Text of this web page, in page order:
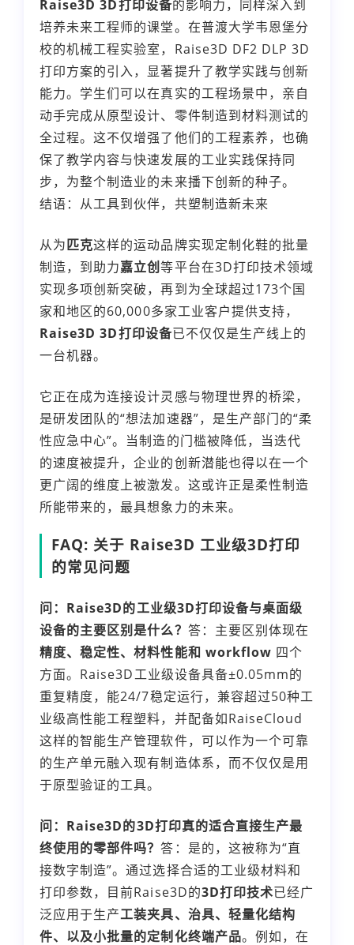
Raise3D 3D打印设备的影响力，同样深入到
培养未来工程师的课堂。在普渡大学韦恩堡分
校的机械工程实验室，Raise3D DF2 DLP 3D
打印方案的引入，显著提升了教学实践与创新
能力。学生们可以在真实的工程场景中，亲自
动手完成从原型设计、零件制造到材料测试的
全过程。这不仅增强了他们的工程素养，也确
保了教学内容与快速发展的工业实践保持同
步，为整个制造业的未来播下创新的种子。
结语：从工具到伙伴，共塑制造新未来
从为匹克这样的运动品牌实现定制化鞋的批量
制造，到助力嘉立创等平台在3D打印技术领域
实现多项创新突破，再到为全球超过173个国
家和地区的60,000多家工业客户提供支持，
Raise3D 3D打印设备已不仅仅是生产线上的
一台机器。
它正在成为连接设计灵感与物理世界的桥梁，
是研发团队的“想法加速器”，是生产部门的“柔
性应急中心”。当制造的门槛被降低，当迭代
的速度被提升，企业的创新潜能也得以在一个
更广阔的维度上被激发。这或许正是柔性制造
所能带来的，最具想象力的未来。
FAQ: 关于 Raise3D 工业级3D打印
的常见问题
问：Raise3D的工业级3D打印设备与桌面级
设备的主要区别是什么？ 答：主要区别体现在
精度、稳定性、材料性能和 workflow 四个
方面。Raise3D工业级设备具备±0.05mm的
重复精度，能24/7稳定运行，兼容超过50种工
业级高性能工程塑料，并配备如RaiseCloud
这样的智能生产管理软件，可以作为一个可靠
的生产单元融入现有制造体系，而不仅仅是用
于原型验证的工具。
问：Raise3D的3D打印真的适合直接生产最
终使用的零部件吗？答：是的，这被称为“直
接数字制造”。通过选择合适的工业级材料和
打印参数，目前Raise3D的3D打印技术已经广
泛应用于生产工装夹具、治具、轻量化结构
件、以及小批量的定制化终端产品。例如，在